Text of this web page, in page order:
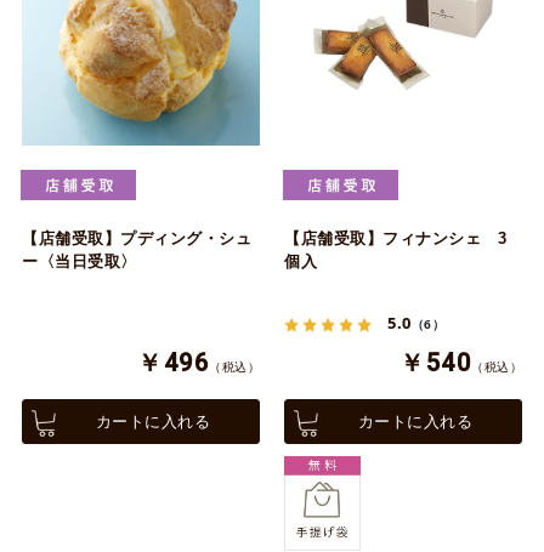
【店舗受取】プディング・シュ
ー〈当日受取〉
￥496 （税込）
カートに入れる
【店舗受取】フィナンシェ 3
個入
5.0 （6）
￥540 （税込）
カートに入れる